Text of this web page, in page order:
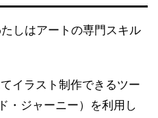
しはアートの専門スキル
イラスト制作できるツー
・ジャーニー）を利用し